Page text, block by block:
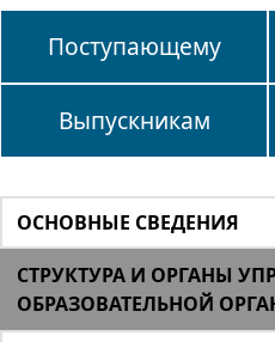
Поступающему
Выпускникам
ОСНОВНЫЕ СВЕДЕНИЯ
СТРУКТУРА И ОРГАНЫ
ОБРАЗОВАТЕЛЬНОЙ